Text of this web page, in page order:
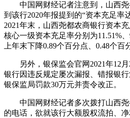
中国网财经记者注意到，山西尧
到该行2020年报提到的“资本充足率
2021年末，山西尧都农商银行资本
核心一级资本充足率分别为11.51%
上年末下降0.89个百分点、0.48个百
另外，银保监会官网2021年12月
银行因违反规定屡次漏报、错报银
银保监局罚款30万元并责令改正。
中国网财经记者多次拨打山西尧
的电话，欲就该行大额股权流拍、